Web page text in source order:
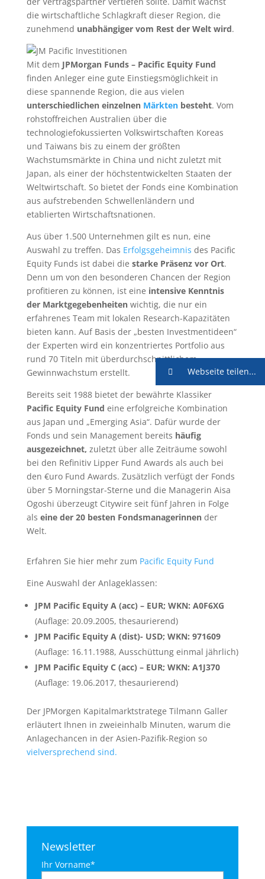
die wirtschaftliche Schlagkraft dieser Region, die
zunehmend unabhängiger vom Rest der Welt wird.
Mit dem JPMorgan Funds – Pacific Equity Fund
finden Anleger eine gute Einstiegsmöglichkeit in
diese spannende Region, die aus vielen
unterschiedlichen einzelnenMärktenbesteht. Vom
rohstoffreichen Australien über die
technologiefokussierten Volkswirtschaften Koreas
und Taiwans bis zu einem der größten
Wachstumsmärkte in China und nicht zuletzt mit
Japan, als einer der höchstentwickelten Staaten der
Weltwirtschaft. So bietet der Fonds eine Kombination
aus aufstrebenden Schwellenländern und
etablierten Wirtschaftsnationen.
Aus über 1.500 Unternehmen gilt es nun, eine
Auswahl zu treffen. Das Erfolgsgeheimnis des Pacific
Equity Funds ist dabei die starke Präsenz vor Ort.
Denn um von den besonderen Chancen der Region
profitieren zu können, ist eine intensive Kenntnis
der Marktgegebenheitenwichtig, die nur ein
erfahrenes Team mit lokalen Research-Kapazitäten
bieten kann. Auf Basis der „besten Investmentideen“
der Experten wird ein konzentriertes Portfolio aus
rund 70 Titeln mit überdurchschnittlichem
Gewinnwachstum erstellt.
Bereits seit 1988 bietet der bewährte Klassiker
Pacific Equity Fund eine erfolgreiche Kombination
aus Japan und „Emerging Asia“. Dafür wurde der
Fonds und sein Management bereits häufig
ausgezeichnet, zuletzt über alle Zeiträume sowohl
bei den Refinitiv Lipper Fund Awards als auch bei
den €uro Fund Awards. Zusätzlich verfügt der Fonds
über 5 Morningstar-Sterne und die Managerin Aisa
Ogoshi überzeugt Citywire seit fünf Jahren in Folge
als eine der 20 besten Fondsmanagerinnen der
Welt.
Erfahren Sie hier mehr zum Pacific Equity Fund
Eine Auswahl der Anlageklassen:
JPM Pacific Equity A (acc) – EUR; WKN: A0F6XG
(Auflage: 20.09.2005, thesaurierend)
JPM Pacific Equity A (dist)- USD; WKN: 971609
(Auflage: 16.11.1988, Ausschüttung einmal jährlich)
JPM Pacific Equity C (acc) – EUR; WKN: A1J370
(Auflage: 19.06.2017, thesaurierend)
Der JPMorgen Kapitalmarktstratege Tilmann Galler
erläutert Ihnen in zweieinhalb Minuten, warum die
Anlagechancen in der Asien-Pazifik-Region so
vielversprechend sind.
Newsletter
Ihr Vorname*
Webseite teilen...